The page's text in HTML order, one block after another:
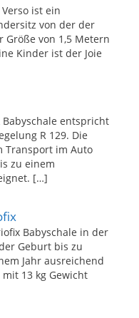
ist ein
von der der
Größe von 1,5 Metern
Kinder ist der Joie
Babyschale entspricht
R 129. Die
Transport im Auto
zu einem
[…]
Babyschale in der
Geburt bis zu
Jahr ausreichend
13 kg Gewicht